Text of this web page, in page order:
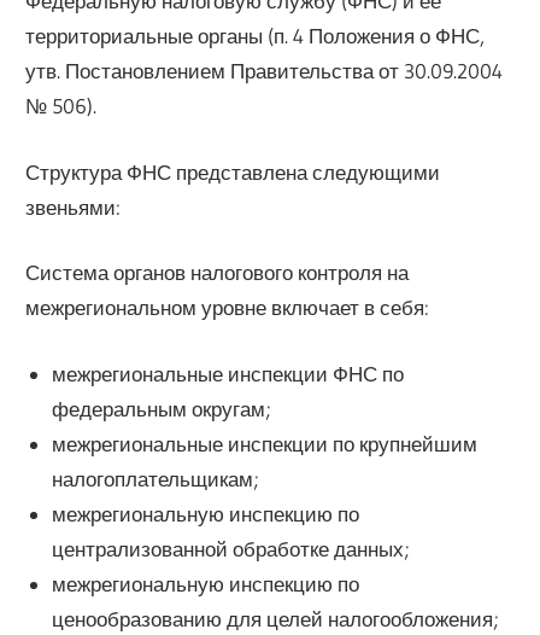
территориальные органы (п. 4 Положения о ФНС,
утв. Постановлением Правительства от 30.09.2004
№ 506).
Структура ФНС представлена следующими
звеньями:
Система органов налогового контроля на
межрегиональном уровне включает в себя:
межрегиональные инспекции ФНС по
федеральным округам;
межрегиональные инспекции по крупнейшим
налогоплательщикам;
межрегиональную инспекцию по
централизованной обработке данных;
межрегиональную инспекцию по
ценообразованию для целей налогообложения;